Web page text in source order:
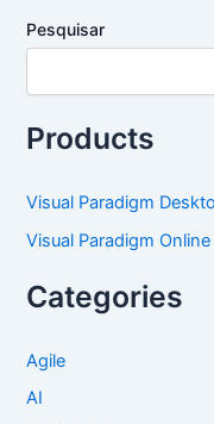
Pesquisar
Products
Visual Paradigm
Visual Paradigm Online
Categories
Agile
AI